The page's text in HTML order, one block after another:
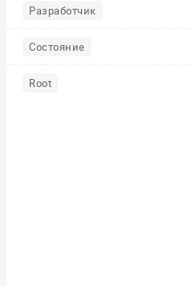
Разработчик
Состояние
Root